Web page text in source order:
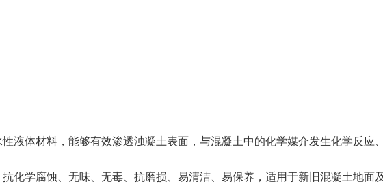
液体材料，能够有效渗透浊凝土表面，与混凝土中的化学媒介发生化学反应
化学腐蚀、无味、无毒、抗磨损、易清洁、易保养，适用于新旧混凝土地面